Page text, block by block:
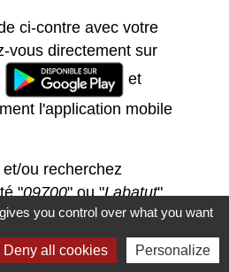
ci-contre avec votre
vous directement sur
et
l'application mobile
ou recherchez
"09700" ou "Labatut"
informations en nous
"favorisfavorite"
you control over what you want
Deny all cookies Personalize